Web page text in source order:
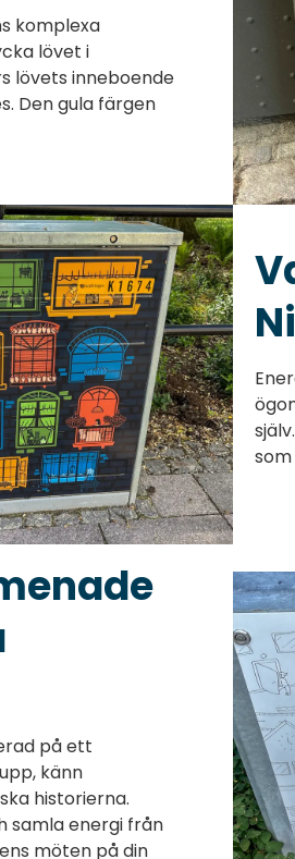
komplexa
lövet i
lövets inneboende
Den gula färgen
på ett
känn
historierna.
samla energi från
möten på din